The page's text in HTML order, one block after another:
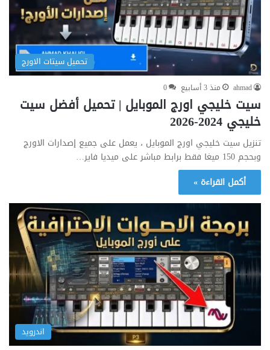
تحميل سيتات الاورج
ahmad منذ 3 أسابيع 0
سيت خليجي اورج الموبايل | تحميل أفضل سيت
خليجي 2024-2026
تنزيل سيت خليجي اورج الموبايل ، يعمل على جميع إصدارات الاورج
وبحجم 150 ميغا فقط برابط مباشر على ميديا فاير…
أكمل القراءة »
اندرويد